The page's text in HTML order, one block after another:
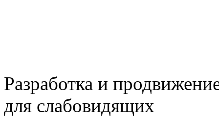
Разработка и
для слабовидящих